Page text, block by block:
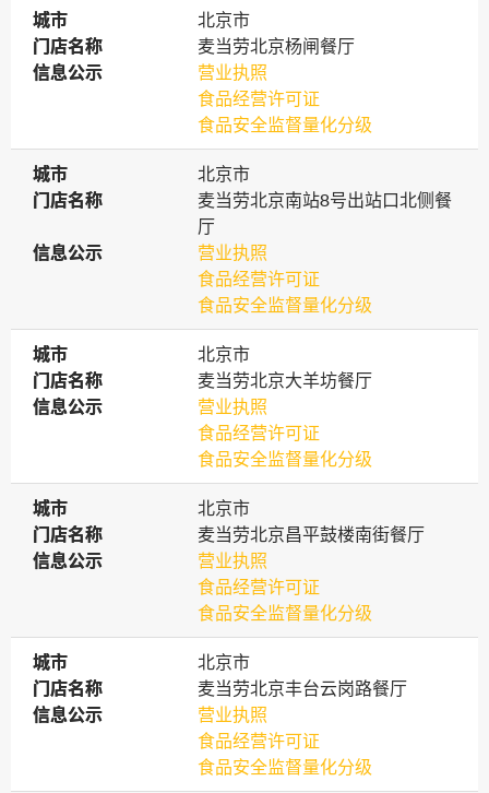
城市
城市
北京市
门店名称
门店名称
麦当劳北京杨闸餐厅
信息公示
信息公示
营业执照
食品经营许可证
食品安全监督量化分级
城市
城市
北京市
门店名称
门店名称
麦当劳北京南站8号出站口北侧餐
厅
信息公示
信息公示
营业执照
食品经营许可证
食品安全监督量化分级
城市
城市
北京市
门店名称
门店名称
麦当劳北京大羊坊餐厅
信息公示
信息公示
营业执照
食品经营许可证
食品安全监督量化分级
城市
城市
北京市
门店名称
门店名称
麦当劳北京昌平鼓楼南街餐厅
信息公示
信息公示
营业执照
食品经营许可证
食品安全监督量化分级
城市
城市
北京市
门店名称
门店名称
麦当劳北京丰台云岗路餐厅
信息公示
信息公示
营业执照
食品经营许可证
食品安全监督量化分级